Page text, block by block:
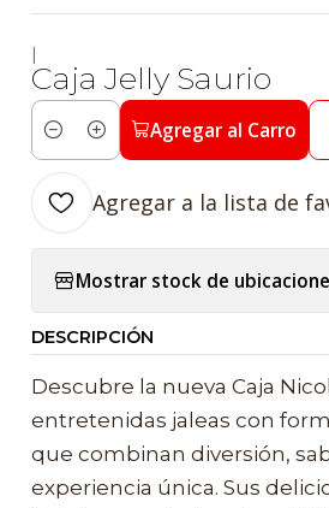
|
Caja Jelly Saurio
Cantidad
Agregar al Carro
Agregar a la lista de
Mostrar stock de
DESCRIPCIÓN
Descubre la nueva Caja
entretenidas jaleas con
que combinan diversión,
experiencia única. Sus